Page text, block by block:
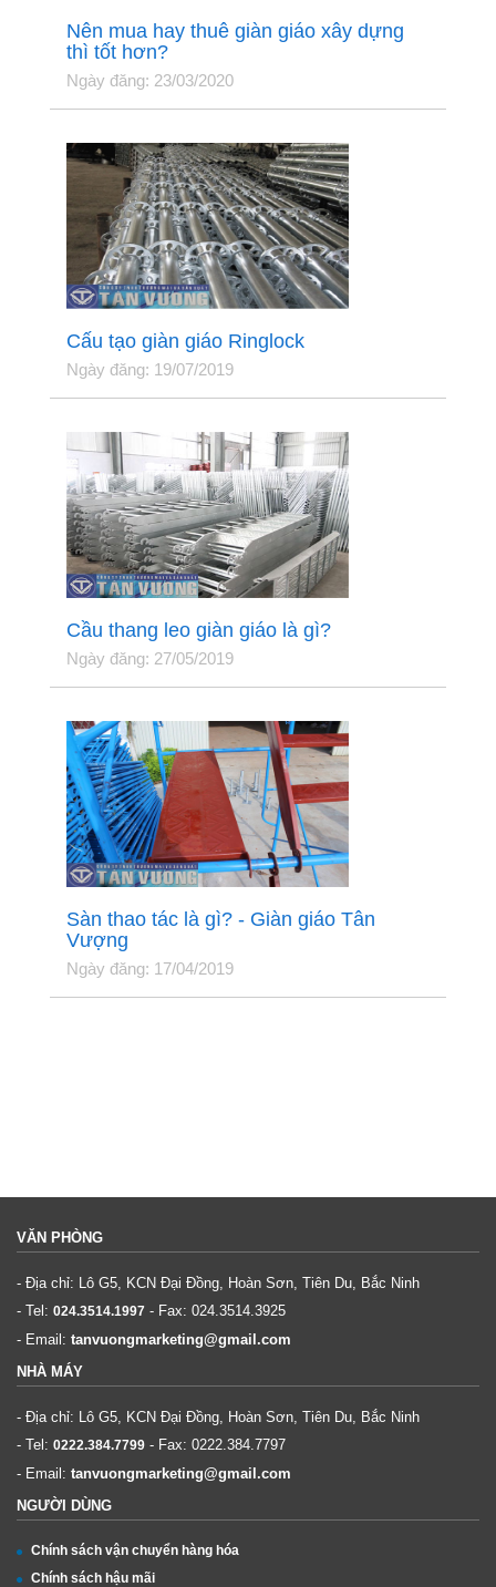
Nên mua hay thuê giàn giáo xây dựng
thì tốt hơn?
Ngày đăng: 23/03/2020
Cấu tạo giàn giáo Ringlock
Ngày đăng: 19/07/2019
Cầu thang leo giàn giáo là gì?
Ngày đăng: 27/05/2019
Sàn thao tác là gì? - Giàn giáo Tân
Vượng
Ngày đăng: 17/04/2019
VĂN PHÒNG
- Địa chỉ: Lô G5, KCN Đại Đồng, Hoàn Sơn, Tiên Du, Bắc Ninh
- Tel: 024.3514.1997 - Fax: 024.3514.3925
- Email: tanvuongmarketing@gmail.com
NHÀ MÁY
- Địa chỉ: Lô G5, KCN Đại Đồng, Hoàn Sơn, Tiên Du, Bắc Ninh
- Tel: 0222.384.7799 - Fax: 0222.384.7797
- Email: tanvuongmarketing@gmail.com
NGƯỜI DÙNG
Chính sách vận chuyển hàng hóa
Chính sách hậu mãi